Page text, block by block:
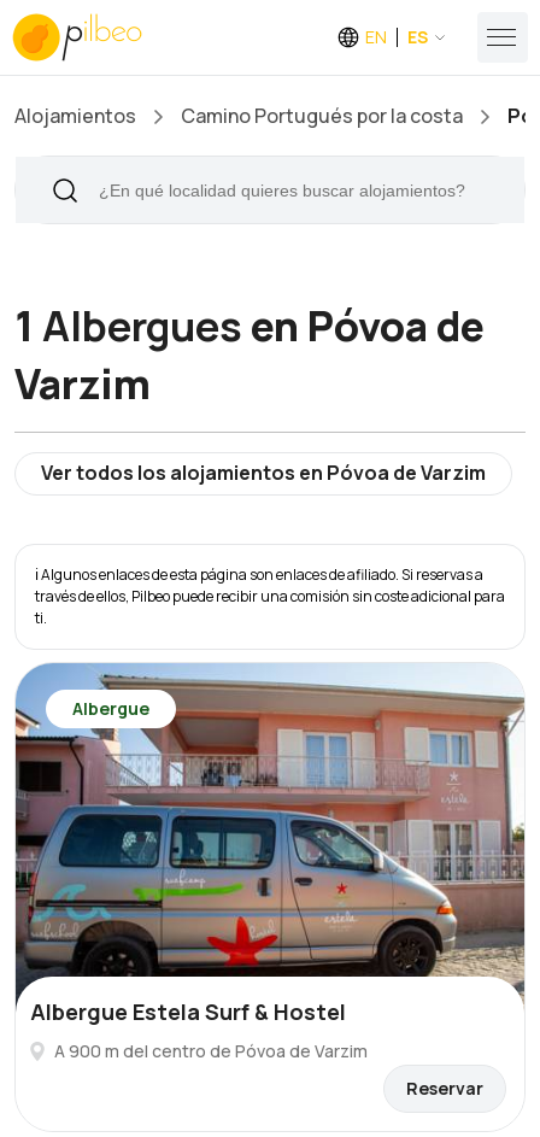
EN ES
Alojamientos Camino Portugués por la costa
1 Alberguesen Póvoa de
Varzim
Ver todos los alojamientos en Póvoa de Varzim
ℹ️ Algunos enlaces de esta página son enlaces de afiliado. Si reservas a
través de ellos, Pilbeo puede recibir una comisión sin coste adicional para
ti.
Albergue
Albergue Estela Surf & Hostel
A 900 m del centro de Póvoa de Varzim
Reservar